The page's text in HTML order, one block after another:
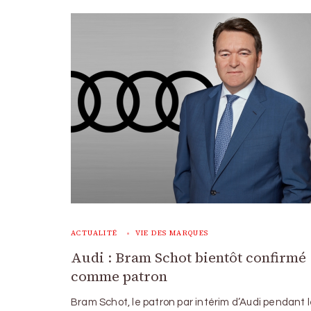
ACTUALITÉ VIE DES MARQUES
Audi : Bram Schot bientôt confirmé
comme patron
Bram Schot, le patron par intérim d’Audi pendant